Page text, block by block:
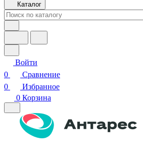
Каталог
Войти
0
Сравнение
0
Избранное
0 Корзина